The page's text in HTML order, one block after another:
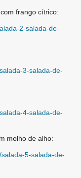
frango cítrico:
2-salada-de-
3-salada-de-
4-salada-de-
molho de alho:
5-salada-de-